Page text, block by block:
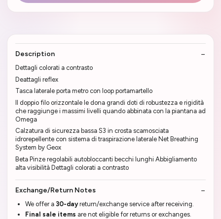
Description
Dettagli colorati a contrasto
Deattagli reflex
Tasca laterale porta metro con loop portamartello
Il doppio filo orizzontale le dona grandi doti di robustezza e rigidità
che raggiunge i massimi livelli quando abbinata con la piantana ad
Omega
Calzatura di sicurezza bassa S3 in crosta scamosciata
idrorepellente con sistema di traspirazione laterale Net Breathing
System by Geox
Beta Pinze regolabili autobloccanti becchi lunghi Abbigliamento
alta visibilità Dettagli colorati a contrasto
Exchange/Return Notes
We offer a 30-dayreturn/exchange service after receiving.
Final sale items are not eligible for returns or exchanges.